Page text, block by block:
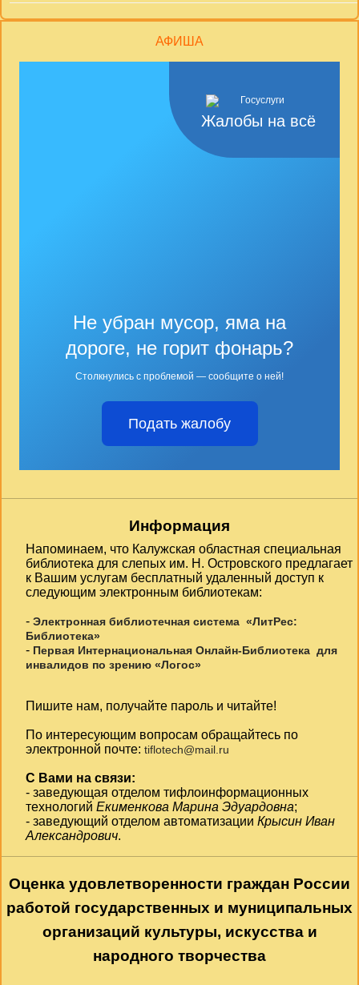
АФИША
Жалобы на всё
Не убран мусор, яма на
дороге, не горит фонарь?
Столкнулись с проблемой — сообщите о ней!
Подать жалобу
Информация
Напоминаем, что Калужская областная специальная
библиотека для слепых им. Н. Островского предлагает
к Вашим услугам бесплатный удаленный доступ к
следующим электронным библиотекам:
- Электронная библиотечная система «ЛитРес:
Библиотека»
- Первая Интернациональная Онлайн-Библиотека для
инвалидов по зрению «Логос»
Пишите нам, получайте пароль и читайте!
По интересующим вопросам обращайтесь по
электронной почте: tiflotech@mail.ru
С Вами на связи:
- заведующая отделом тифлоинформационных
технологий Екименкова Марина Эдуардовна;
- заведующий отделом автоматизации Крысин Иван
Александрович.
Оценка удовлетворенности граждан России
работой государственных и муниципальных
организаций культуры, искусства и
народного творчества